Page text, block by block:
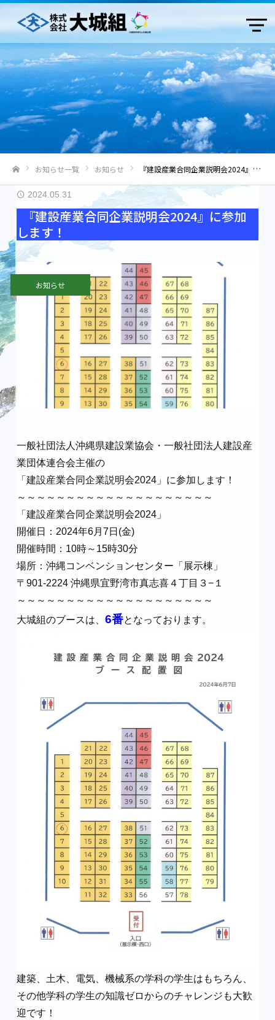
お知らせ一覧 お知らせ 『建設産業合同企業説明会2024』に参加します！
2024.05.31
『建設産業合同企業説明会2024』に参加
します！
お知らせ
一般社団法人沖縄県建設業協会・一般社団法人建設産
業団体連合会主催の
「建設産業合同企業説明会2024」に参加します！
～～～～～～～～～～～～～～～～～～～～
「建設産業合同企業説明会2024」
開催日：2024年6月7日(金)
開催時間：10時～15時30分
場所：沖縄コンベンションセンター「展示棟」
〒901-2224 沖縄県宜野湾市真志喜４丁目３−１
～～～～～～～～～～～～～～～～～～～～
大城組のブースは、6番となっております。
建築、土木、電気、機械系の学科の学生はもちろん、
その他学科の学生の知識ゼロからのチャレンジも大歓
迎です！